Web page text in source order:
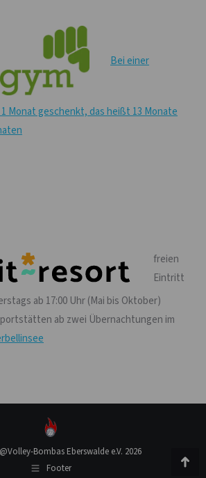
Bei einer
Monat geschenkt, das heißt 13 Monate
freien
Eintritt
ab 17:00 Uhr (Mai bis Oktober)
ab zwei Übernachtungen im
Bombas Eberswalde e.V. 2026
Footer
Go